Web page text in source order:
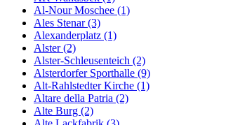
Al-Nour Moschee (1)
Ales Stenar (3)
Alexanderplatz (1)
Alster (2)
Alster-Schleusenteich (2)
Alsterdorfer Sporthalle (9)
Alt-Rahlstedter Kirche (1)
Altare della Patria (2)
Alte Burg (2)